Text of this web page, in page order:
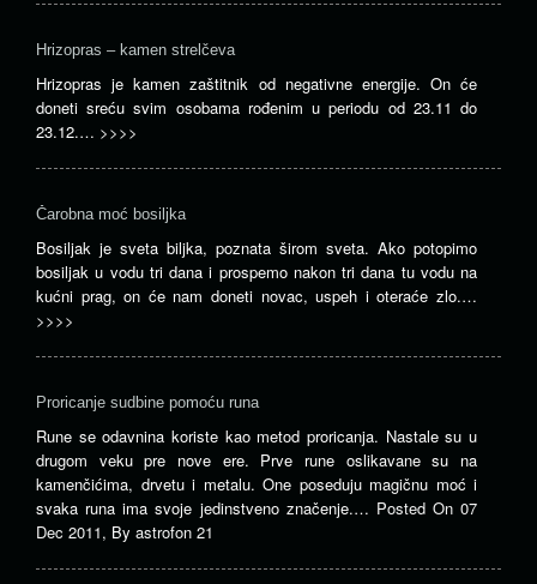
Hrizopras – kamen strelčeva
Hrizopras je kamen zaštitnik od negativne energije. On će
doneti sreću svim osobama rođenim u periodu od 23.11 do
23.12.… >>>>
Čarobna moć bosiljka
Bosiljak je sveta biljka, poznata širom sveta. Ako potopimo
bosiljak u vodu tri dana i prospemo nakon tri dana tu vodu na
kućni prag, on će nam doneti novac, uspeh i oteraće zlo.…
>>>>
Proricanje sudbine pomoću runa
Rune se odavnina koriste kao metod proricanja. Nastale su u
drugom veku pre nove ere. Prve rune oslikavane su na
kamenčićima, drvetu i metalu. One poseduju magičnu moć i
svaka runa ima svoje jedinstveno značenje.… Posted On 07
Dec 2011, By astrofon 21